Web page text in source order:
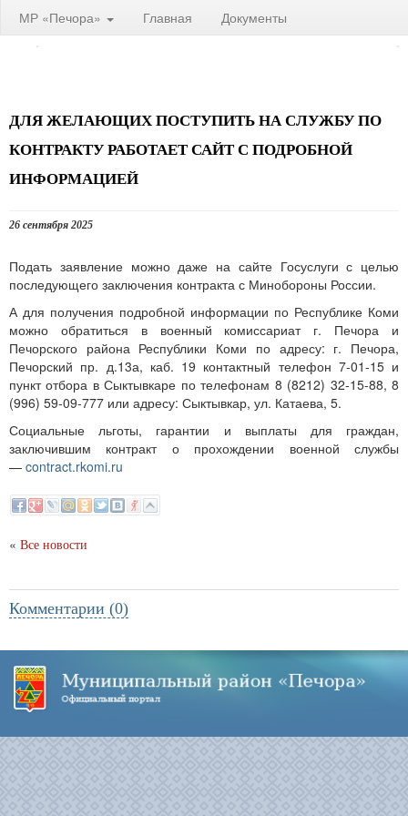
МР «Печора» Главная Документы
ДЛЯ ЖЕЛАЮЩИХ ПОСТУПИТЬ НА СЛУЖБУ ПО
КОНТРАКТУ РАБОТАЕТ САЙТ С ПОДРОБНОЙ
ИНФОРМАЦИЕЙ
26 сентября 2025
Подать заявление можно даже на сайте Госуслуги с целью
последующего заключения контракта с Минобороны России.
А для получения подробной информации по Республике Коми
можно обратиться в военный комиссариат г. Печора и
Печорского района Республики Коми по адресу: г. Печора,
Печорский пр. д.13а, каб. 19 контактный телефон 7-01-15 и
пункт отбора в Сыктывкаре по телефонам 8 (8212) 32-15-88, 8
(996) 59-09-777 или адресу: Сыктывкар, ул. Катаева, 5.
Социальные льготы, гарантии и выплаты для граждан,
заключившим контракт о прохождении военной службы
— contract.rkomi.ru
« Все новости
Комментарии (0)